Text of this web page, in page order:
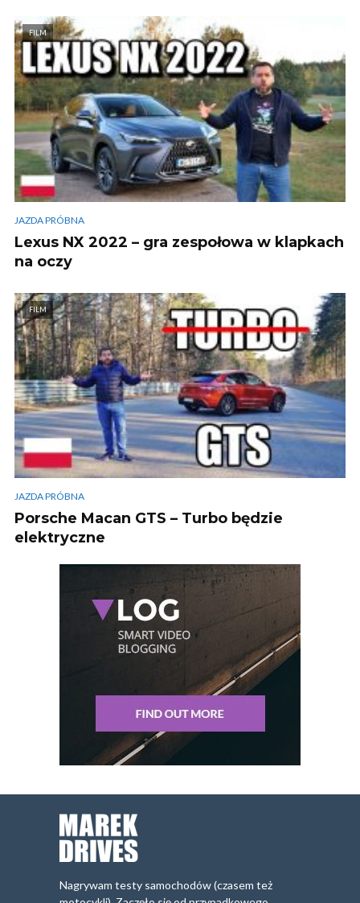
FILM
JAZDA PRÓBNA
Lexus NX 2022 – gra zespołowa w klapkach
na oczy
FILM
JAZDA PRÓBNA
Porsche Macan GTS – Turbo będzie
elektryczne
Nagrywam testy samochodów (czasem też